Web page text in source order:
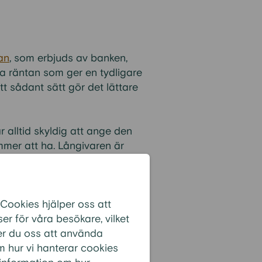
hjälper oss att
för våra besökare, vilket
du oss att använda
hur vi hanterar cookies
, som erbjuds av banken,
räntan som ger en tydligare
sådant sätt gör det lättare
alltid skyldig att ange den
att ha. Långivaren är
vissa nackdelar med
det inte alltid vilka